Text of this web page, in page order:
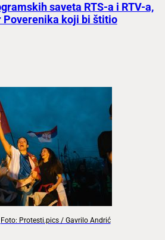
saveta RTS-a i RTV-a,
Poverenika koji bi štitio
Foto: Protesti.pics / Gavrilo Andrić